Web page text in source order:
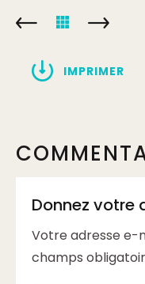
IMPRIMER
Donnez votre
Votre adresse e-
champs